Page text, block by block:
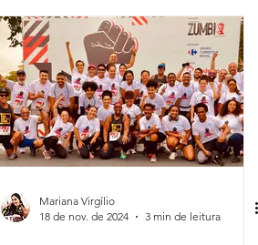
Mariana Virgílio
18 de nov. de 2024
3 min de leitura